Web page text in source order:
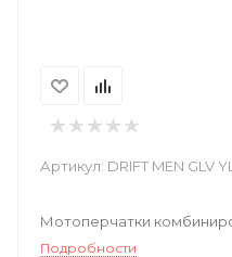
Артикул: DRIFT MEN GLV
Мотоперчатки
Подробности